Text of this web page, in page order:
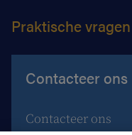
Praktische vragen
Contacteer ons
Contacteer ons